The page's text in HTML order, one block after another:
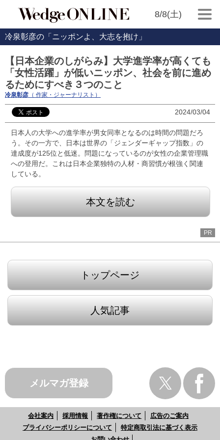
8/8(土)
冷泉彰彦の「ニッポンよ、大志を抱け」
【日本企業のしがらみ】大学進学率が高くても
「女性活躍」が低いニッポン、社会を前に進め
るためにすべき３つのこと
冷泉彰彦 （ 作家・ジャーナリスト）
2024/03/04
日本人の大学への進学率が男女同率となるのは時間の問題だろ
う。その一方で、日本は世界の「ジェンダーギャップ指数」の
達成度が125位と低迷。問題になっているのが女性の企業管理職
への登用だ。これは日本企業独特の人材・商習慣が根強く関連
している。
本文を読む
PR
トップページ
人気記事
メルマガ登録
会社案内 採用情報 著作権について
広告のご案内
プライバシーポリシーについて
特定商取引法に基づく表示